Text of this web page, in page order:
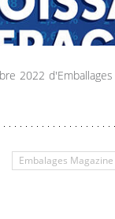
2022
Embalages Magazine